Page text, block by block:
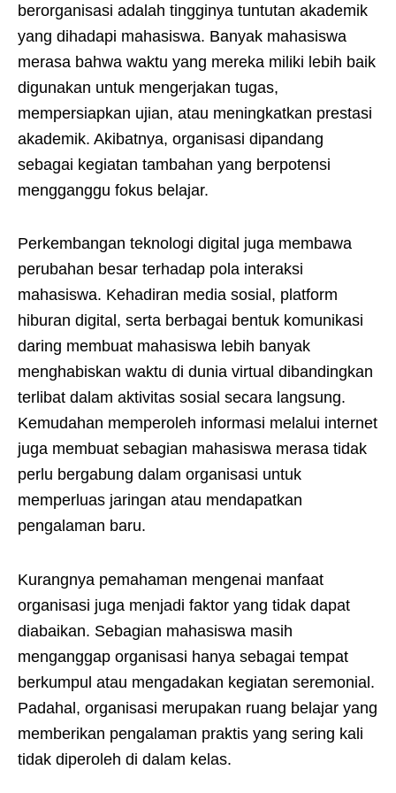
berorganisasi adalah tingginya tuntutan akademik
yang dihadapi mahasiswa. Banyak mahasiswa
merasa bahwa waktu yang mereka miliki lebih baik
digunakan untuk mengerjakan tugas,
mempersiapkan ujian, atau meningkatkan prestasi
akademik. Akibatnya, organisasi dipandang
sebagai kegiatan tambahan yang berpotensi
mengganggu fokus belajar.
Perkembangan teknologi digital juga membawa
perubahan besar terhadap pola interaksi
mahasiswa. Kehadiran media sosial, platform
hiburan digital, serta berbagai bentuk komunikasi
daring membuat mahasiswa lebih banyak
menghabiskan waktu di dunia virtual dibandingkan
terlibat dalam aktivitas sosial secara langsung.
Kemudahan memperoleh informasi melalui internet
juga membuat sebagian mahasiswa merasa tidak
perlu bergabung dalam organisasi untuk
memperluas jaringan atau mendapatkan
pengalaman baru.
Kurangnya pemahaman mengenai manfaat
organisasi juga menjadi faktor yang tidak dapat
diabaikan. Sebagian mahasiswa masih
menganggap organisasi hanya sebagai tempat
berkumpul atau mengadakan kegiatan seremonial.
Padahal, organisasi merupakan ruang belajar yang
memberikan pengalaman praktis yang sering kali
tidak diperoleh di dalam kelas.